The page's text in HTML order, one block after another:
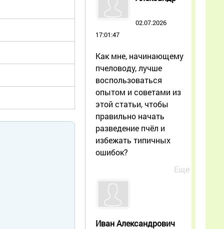
02.07.2026
17:01:47
Как мне, начинающему
пчеловоду, лучше
воспользоваться
опытом и советами из
этой статьи, чтобы
правильно начать
разведение пчёл и
избежать типичных
ошибок?
Еще
Иван Александрович